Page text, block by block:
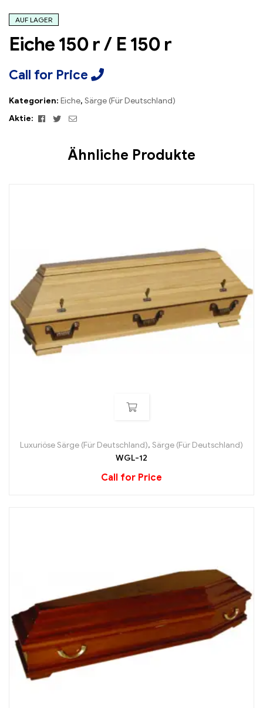
AUF LAGER
Eiche 150 r / E 150 r
Call for Price
Kategorien: Eiche, Särge (Für Deutschland)
Aktie:
Facebook
TwitterEmail
Ähnliche Produkte
Luxuriöse Särge (Für Deutschland), Särge (Für Deutschland)
WGL-12
Call for Price